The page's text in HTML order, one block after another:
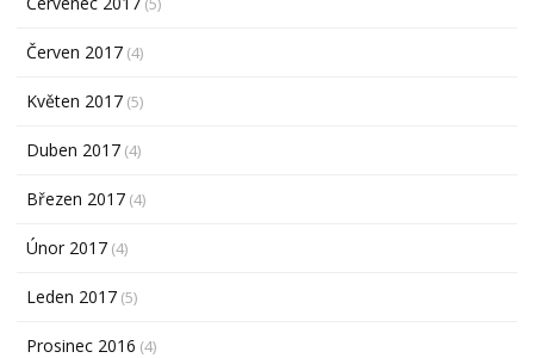
Červen 2017 (4)
Květen 2017 (5)
Duben 2017 (4)
Březen 2017 (4)
Únor 2017 (4)
Leden 2017 (5)
Prosinec 2016 (4)